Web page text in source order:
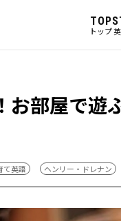
TOP
トップ
お部屋で遊
て英語 ヘンリー・ドレナン